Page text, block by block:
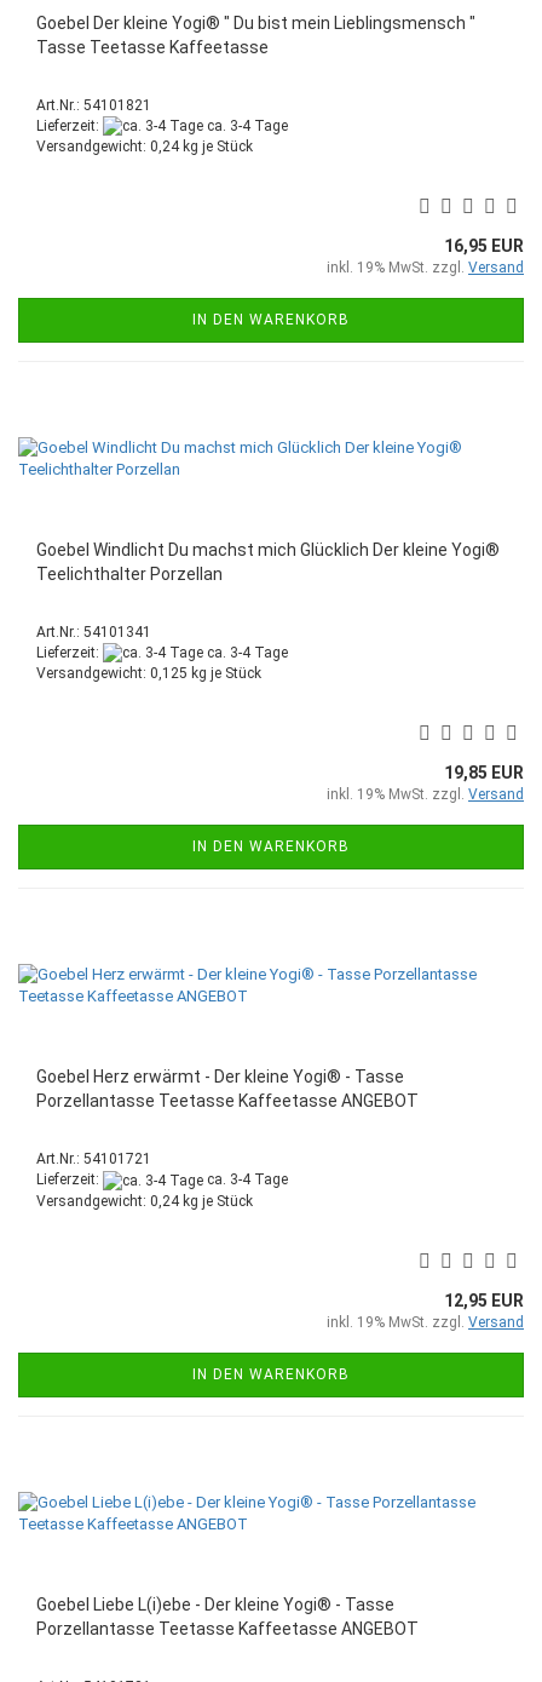
Goebel Der kleine Yogi® " Du bist mein Lieblingsmensch "
Tasse Teetasse Kaffeetasse
Art.Nr.: 54101821
Lieferzeit:
ca. 3-4 Tage
Versandgewicht: 0,24kg je Stück
16,95 EUR
inkl. 19% MwSt. zzgl. Versand
IN DEN WARENKORB
Goebel Windlicht Du machst mich Glücklich Der kleine Yogi®
Teelichthalter Porzellan
Art.Nr.: 54101341
Lieferzeit:
ca. 3-4 Tage
Versandgewicht: 0,125 kg je Stück
19,85 EUR
inkl. 19% MwSt. zzgl. Versand
IN DEN WARENKORB
Goebel Herz erwärmt - Der kleine Yogi® - Tasse
Porzellantasse Teetasse Kaffeetasse ANGEBOT
Art.Nr.: 54101721
Lieferzeit:
ca. 3-4 Tage
Versandgewicht: 0,24kg je Stück
12,95 EUR
inkl. 19% MwSt. zzgl. Versand
IN DEN WARENKORB
Goebel Liebe L(i)ebe - Der kleine Yogi® - Tasse
Porzellantasse Teetasse Kaffeetasse ANGEBOT